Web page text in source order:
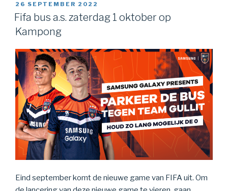
26 SEPTEMBER 2022
Fifa bus a.s. zaterdag 1 oktober op
Kampong
Eind september komt de nieuwe game van FIFA uit. Om